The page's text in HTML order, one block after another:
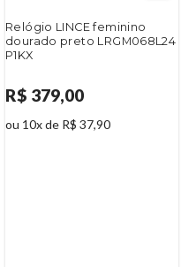
Relógio LINCE feminino
dourado preto LRGM068L24
P1KX
R$ 379,00
ou 10x de R$ 37,90